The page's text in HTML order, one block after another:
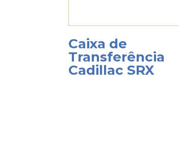
Caixa de
Transferência
Cadillac SRX